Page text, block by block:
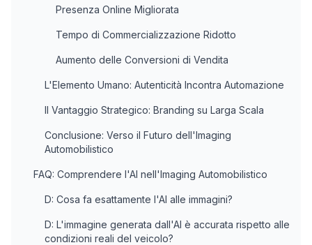
Presenza Online Migliorata
Tempo di Commercializzazione Ridotto
Aumento delle Conversioni di Vendita
L'Elemento Umano: Autenticità Incontra Automazione
Il Vantaggio Strategico: Branding su Larga Scala
Conclusione: Verso il Futuro dell'Imaging
Automobilistico
FAQ: Comprendere l'AI nell'Imaging Automobilistico
D: Cosa fa esattamente l'AI alle immagini?
D: L'immagine generata dall'AI è accurata rispetto alle
condizioni reali del veicolo?